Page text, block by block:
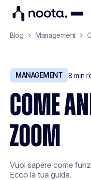
Blog Management
MANAGEMENT 8 min
COME
ZOOM
Vuoi sapere come
Ecco la tua guida.